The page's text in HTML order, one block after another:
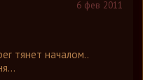
6 фев 2011
тянет началом..